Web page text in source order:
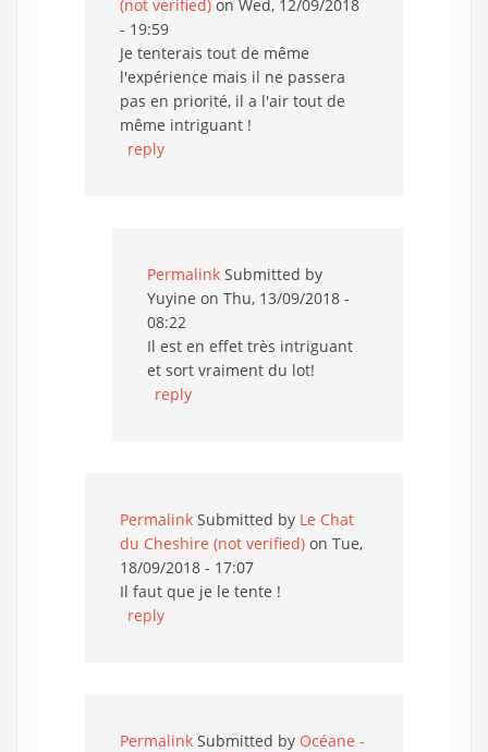
(not verified) on Wed, 12/09/2018
- 19:59
Je tenterais tout de même
l'expérience mais il ne passera
pas en priorité, il a l'air tout de
même intriguant !
reply
Permalink Submitted by
Yuyine on Thu, 13/09/2018 -
08:22
Il est en effet très intriguant
et sort vraiment du lot!
reply
Permalink Submitted by Le Chat
du Cheshire (not verified) on Tue,
18/09/2018 - 17:07
Il faut que je le tente !
reply
Permalink Submitted by Océane -